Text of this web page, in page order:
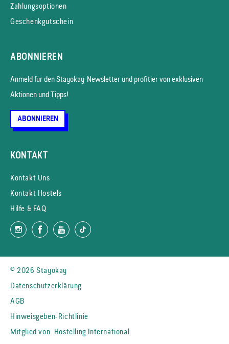
Zahlungsoptionen
Geschenkgutschein
ABONNIEREN
Anmeld für den Stayokay-News­letter und profitier von exklusiven
Aktionen und Tipps!
ABONNIEREN
KONTAKT
Kontakt Uns
Kontakt Hostels
Hilfe & FAQ
© 2026 Stayokay
Datenschutzerklärung
AGB
Hinweisgeben-Richtlinie
Mitglied von Hostelling International